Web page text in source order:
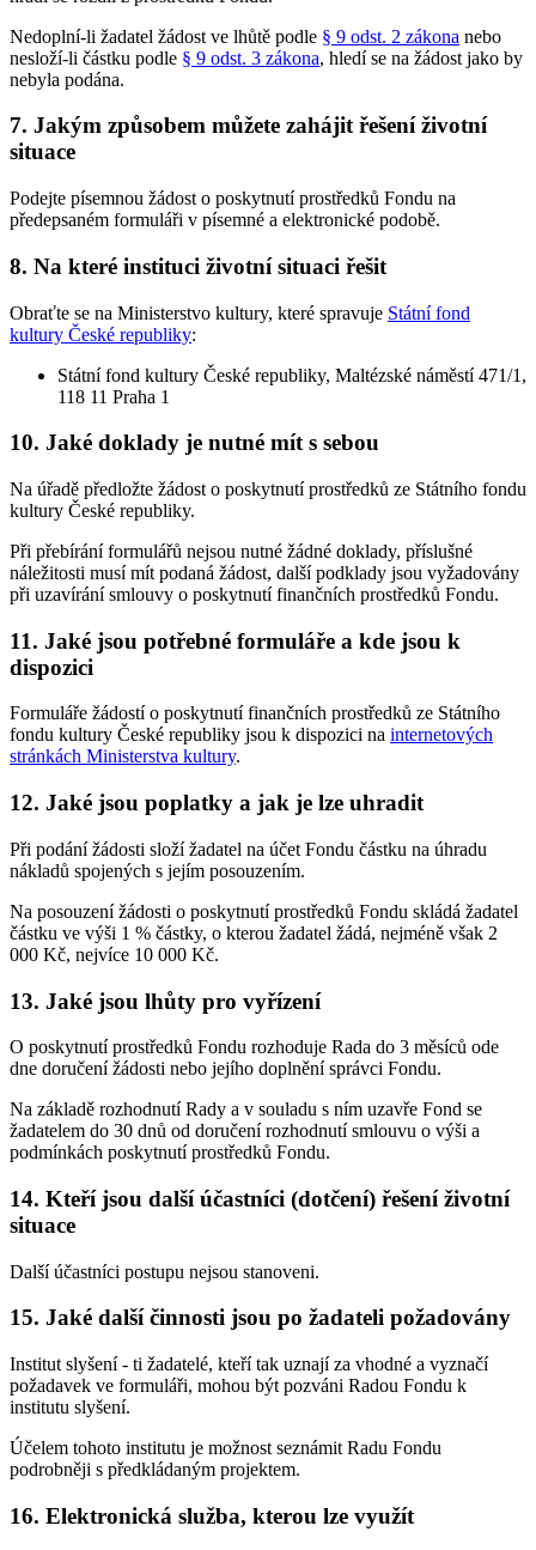
Nedoplní-li žadatel žádost ve lhůtě podle § 9 odst. 2 zákona nebo
nesloží-li částku podle § 9 odst. 3 zákona, hledí se na žádost jako by
nebyla podána.
7. Jakým způsobem můžete zahájit řešení životní
situace
Podejte písemnou žádost o poskytnutí prostředků Fondu na
předepsaném formuláři v písemné a elektronické podobě.
8. Na které instituci životní situaci řešit
Obraťte se na Ministerstvo kultury, které spravuje Státní fond
kultury České republiky:
Státní fond kultury České republiky, Maltézské náměstí 471/1,
118 11 Praha 1
10. Jaké doklady je nutné mít s sebou
Na úřadě předložte žádost o poskytnutí prostředků ze Státního fondu
kultury České republiky.
Při přebírání formulářů nejsou nutné žádné doklady, příslušné
náležitosti musí mít podaná žádost, další podklady jsou vyžadovány
při uzavírání smlouvy o poskytnutí finančních prostředků Fondu.
11. Jaké jsou potřebné formuláře a kde jsou k
dispozici
Formuláře žádostí o poskytnutí finančních prostředků ze Státního
fondu kultury České republiky jsou k dispozici na internetových
stránkách Ministerstva kultury.
12. Jaké jsou poplatky a jak je lze uhradit
Při podání žádosti složí žadatel na účet Fondu částku na úhradu
nákladů spojených s jejím posouzením.
Na posouzení žádosti o poskytnutí prostředků Fondu skládá žadatel
částku ve výši 1 % částky, o kterou žadatel žádá, nejméně však 2
000 Kč, nejvíce 10 000 Kč.
13. Jaké jsou lhůty pro vyřízení
O poskytnutí prostředků Fondu rozhoduje Rada do 3 měsíců ode
dne doručení žádosti nebo jejího doplnění správci Fondu.
Na základě rozhodnutí Rady a v souladu s ním uzavře Fond se
žadatelem do 30 dnů od doručení rozhodnutí smlouvu o výši a
podmínkách poskytnutí prostředků Fondu.
14. Kteří jsou další účastníci (dotčení) řešení životní
situace
Další účastníci postupu nejsou stanoveni.
15. Jaké další činnosti jsou po žadateli požadovány
Institut slyšení - ti žadatelé, kteří tak uznají za vhodné a vyznačí
požadavek ve formuláři, mohou být pozváni Radou Fondu k
institutu slyšení.
Účelem tohoto institutu je možnost seznámit Radu Fondu
podrobněji s předkládaným projektem.
16. Elektronická služba, kterou lze využít